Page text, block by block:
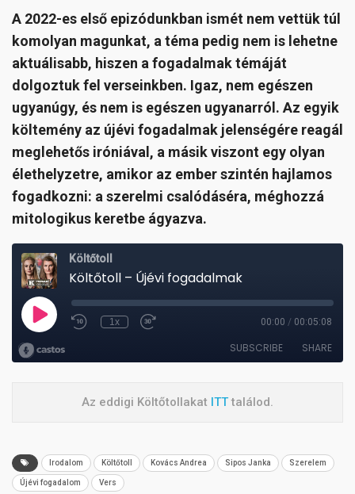
A 2022-es első epizódunkban ismét nem vettük túl
komolyan magunkat, a téma pedig nem is lehetne
aktuálisabb, hiszen a fogadalmak témáját
dolgoztuk fel verseinkben. Igaz, nem egészen
ugyanúgy, és nem is egészen ugyanarról. Az egyik
költemény az újévi fogadalmak jelenségére reagál
meglehetős iróniával, a másik viszont egy olyan
élethelyzetre, amikor az ember szintén hajlamos
fogadkozni: a szerelmi csalódáséra, méghozzá
mitologikus keretbe ágyazva.
Az eddigi Költőtollakat ITTtalálod.
Irodalom Költőtoll Kovács Andrea Sipos Janka Szerelem
Újévi fogadalom Vers